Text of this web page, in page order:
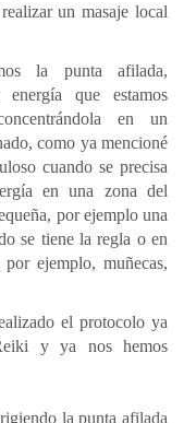
un masaje local
la punta afilada,
energía que estamos
en un
como ya mencioné
cuando se precisa
en una zona del
por ejemplo una
se tiene la regla o en
ejemplo, muñecas,
el protocolo ya
y ya nos hemos
la punta afilada